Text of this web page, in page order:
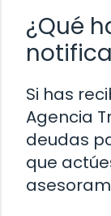
¿Qué
Si has
Agencia
deudas
que